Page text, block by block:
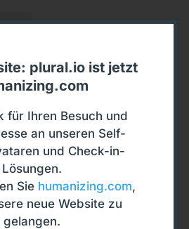
plural.io ist jetzt
für Ihren Besuch und
an unseren Self-
und Check-in-
Lösungen.
Sie humanizing.com,
neue Website zu
gelangen.